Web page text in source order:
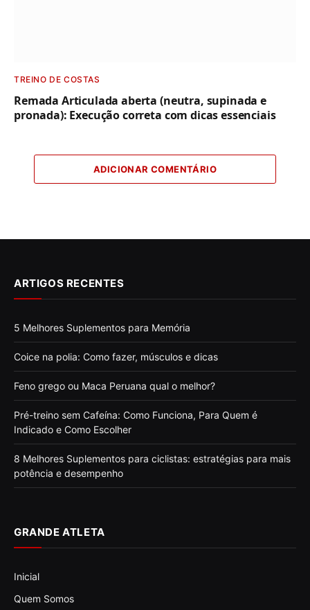
TREINO DE COSTAS
Remada Articulada aberta (neutra, supinada e
pronada): Execução correta com dicas essenciais
ADICIONAR COMENTÁRIO
ARTIGOS RECENTES
5 Melhores Suplementos para Memória
Coice na polia: Como fazer, músculos e dicas
Feno grego ou Maca Peruana qual o melhor?
Pré-treino sem Cafeína: Como Funciona, Para Quem é
Indicado e Como Escolher
8 Melhores Suplementos para ciclistas: estratégias para mais
potência e desempenho
GRANDE ATLETA
Inicial
Quem Somos